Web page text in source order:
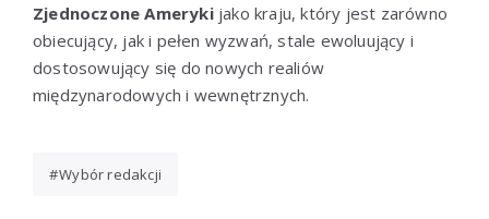
Zjednoczone Amerykijako kraju, który jest zarówno
obiecujący, jak i pełen wyzwań, stale ewoluujący i
dostosowujący się do nowych realiów
międzynarodowych i wewnętrznych.
Wybór redakcji